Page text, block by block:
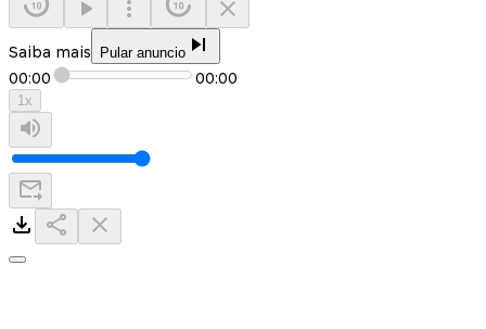
Saiba mais Pular anuncio
00:00 00:00
1x